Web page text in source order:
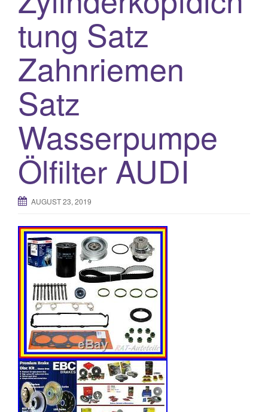
tung Satz
Zahnriemen
Satz
Wasserpumpe
Ölfilter AUDI
AUGUST 23, 2019